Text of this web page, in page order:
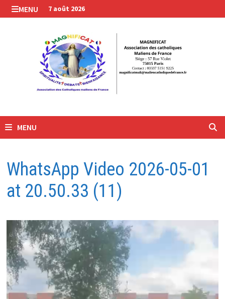
Passer
au
MENU 7 août 2026
MENU
WhatsApp Video 2026-05-01
at 20.50.33 (11)
Lecteur
vidéo